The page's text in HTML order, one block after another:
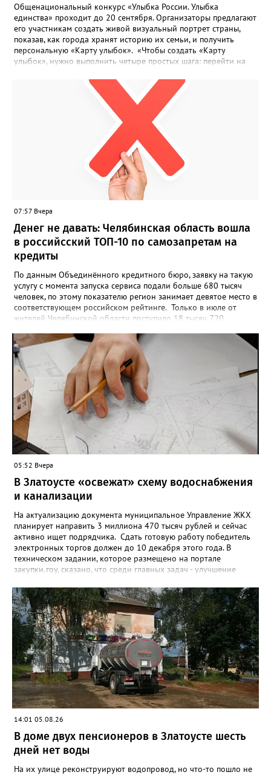
Общенациональный конкурс «Улыбка России. Улыбка
единства» проходит до 20 сентября. Организаторы предлагают
его участникам создать живой визуальный портрет страны,
показав, как города хранят историю их семьи, и получить
персональную «Карту улыбок». «Чтобы создать «Карту
улыбок», нужно выполнить четыре простых шага: перейти на
улыбок»; загрузить фотографию с улыбкой – подойдёт портрет
одного человека, пары, семьи или нескольких поколений в
одном кадре; отметить один или несколько городов,
связанных с историей семьи или важными воспоминаниями;
добавить подписи к городам, кратко объяснив связь с каждым
из них, указать контакты и подтвердить согласие с правилами
проекта», - говорится в инструкции на сайте проекта. ‍Заявка
может быть семейной, а после модерации стать частью
визуального архива проекта. 20 участников обещают
пригласить на итоговую фотосессию в Москве. Персональную
«Карту улыбок», которую можно скачать, сохранить и
опубликовать в социальных сетях, отмечают в оргкомитете,
получат все, кто улыбнулся.
07:57 Вчера
Денег не давать: Челябинская область вошла
в российсский ТОП-10 по самозапретам на
кредиты
По данным Объединённого кредитного бюро, заявку на такую
услугу с момента запуска сервиса подали больше 680 тысяч
человек, по этому показателю регион занимает девятое место в
соответствующем российском рейтинге. Только в июле от
жителей Челябинской области поступило 18 тысяч 720
снятие. В целом не давать им взаймы сегодня просят 543 с
лишним тысячи человек. Почти 89 тысяч за это время решили
запрет отозвать. При этом, утверждают аналитики бюро,
примерно каждый пятый из тех, кто установил самозапрет,
никогда кредиты не брал, столько же погасили долги недавно,
а больше половины имеют долговые обязательства сейчас.
05:52 Вчера
В Златоусте «освежат» схему водоснабжения
и канализации
На актуализацию документа муниципальное Управление ЖКХ
планирует направить 3 миллиона 470 тысяч рублей и сейчас
активно ищет подрядчика. Сдать готовую работу победитель
электронных торгов должен до 10 декабря этого года. В
техническом задании, которое размещено на портале
закупки.гоу, сказано, что среди главных задач - улучшение
повышение энергоэффективности систем. Кроме электронных
схем, исполнителю нужно разработать предложения по
строительству и реконструкции водоснабжения и канализации,
оценив размер вложений, а также представить перечень
бесхозных объектов и возможные сценарии развития этой
сферы городского хозяйства. В июне 2025 года
«Златоуст.инфо» сообщал о подобных торгах. Тогда цена
вопроса была почти в три раза выше - 9 миллионов 13 тысяч
486 рублей, а в списке работ была разработка электронной
системы ливнёвок.
14:01 05.08.26
В доме двух пенсионеров в Златоусте шесть
дней нет воды
На их улице реконструируют водопровод, но что-то пошло не